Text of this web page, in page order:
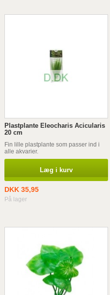
Plastplante Eleocharis Acicularis
20 cm
Fin lille plastplante som passer ind i
alle akvarier.
Læg i kurv
DKK 35,95
På lager